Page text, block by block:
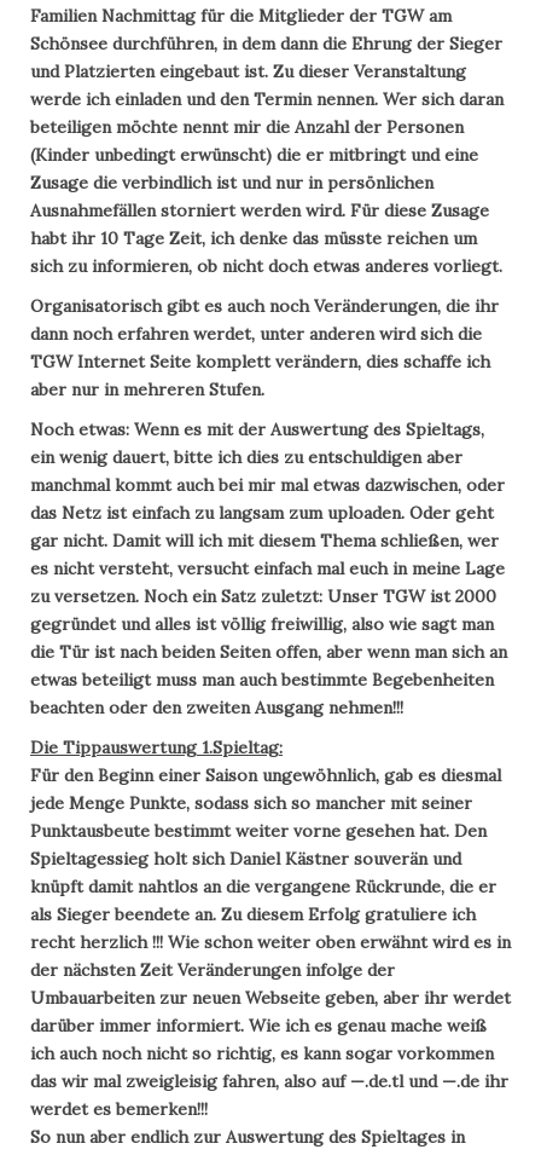
Familien Nachmittag für die Mitglieder der TGW am
Schönsee durchführen, in dem dann die Ehrung der Sieger
und Platzierten eingebaut ist. Zu dieser Veranstaltung
werde ich einladen und den Termin nennen. Wer sich daran
beteiligen möchte nennt mir die Anzahl der Personen
(Kinder unbedingt erwünscht) die er mitbringt und eine
Zusage die verbindlich ist und nur in persönlichen
Ausnahmefällen storniert werden wird. Für diese Zusage
habt ihr 10 Tage Zeit, ich denke das müsste reichen um
sich zu informieren, ob nicht doch etwas anderes vorliegt.
Organisatorisch gibt es auch noch Veränderungen, die ihr
dann noch erfahren werdet, unter anderen wird sich die
TGW Internet Seite komplett verändern, dies schaffe ich
aber nur in mehreren Stufen.
Noch etwas: Wenn es mit der Auswertung des Spieltags,
ein wenig dauert, bitte ich dies zu entschuldigen aber
manchmal kommt auch bei mir mal etwas dazwischen, oder
das Netz ist einfach zu langsam zum uploaden. Oder geht
gar nicht. Damit will ich mit diesem Thema schließen, wer
es nicht versteht, versucht einfach mal euch in meine Lage
zu versetzen. Noch ein Satz zuletzt: Unser TGW ist 2000
gegründet und alles ist völlig freiwillig, also wie sagt man
die Tür ist nach beiden Seiten offen, aber wenn man sich an
etwas beteiligt muss man auch bestimmte Begebenheiten
beachten oder den zweiten Ausgang nehmen!!!
Die Tippauswertung 1.Spieltag:
Für den Beginn einer Saison ungewöhnlich, gab es diesmal
jede Menge Punkte, sodass sich so mancher mit seiner
Punktausbeute bestimmt weiter vorne gesehen hat. Den
Spieltagessieg holt sich Daniel Kästner souverän und
knüpft damit nahtlos an die vergangene Rückrunde, die er
als Sieger beendete an. Zu diesem Erfolg gratuliere ich
recht herzlich !!! Wie schon weiter oben erwähnt wird es in
der nächsten Zeit Veränderungen infolge der
Umbauarbeiten zur neuen Webseite geben, aber ihr werdet
darüber immer informiert. Wie ich es genau mache weiß
ich auch noch nicht so richtig, es kann sogar vorkommen
das wir mal zweigleisig fahren, also auf —.de.tl und —.de ihr
werdet es bemerken!!!
So nun aber endlich zur Auswertung des Spieltages in